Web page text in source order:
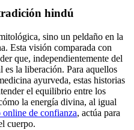
hindú
sino un peldaño en la
Esta visión comparada con
que, independientemente del
la liberación. Para aquellos
ayurveda, estas historias
el equilibrio entre los
la energía divina, al igual
online de confianza, actúa para
cuerpo.